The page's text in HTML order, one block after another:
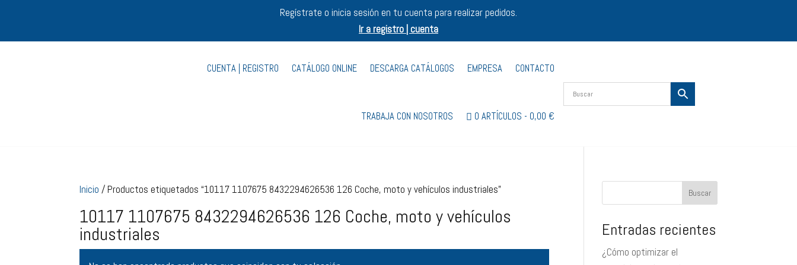
Regístrate o inicia sesión en tu cuenta para realizar pedidos.
Ir a registro | cuenta
CUENTA | REGISTRO CATÁLOGO ONLINE DESCARGA CATÁLOGOS EMPRESA CONTACTO
TRABAJA CON NOSOTROS 0 ARTÍCULOS 0,00 €
Inicio / Productos etiquetados “10117 1107675 8432294626536 126 Coche, moto y vehículos industriales”
10117 1107675 8432294626536 126 Coche, moto y vehículos
industriales
Buscar
Entradas recientes
¿Cómo optimizar el